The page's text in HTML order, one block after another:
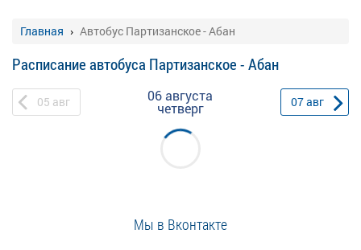
Главная Автобус Партизанское - Абан
Расписание автобуса Партизанское - Абан
05 авг 06 августа
четверг 07авг
Мы в Вконтакте